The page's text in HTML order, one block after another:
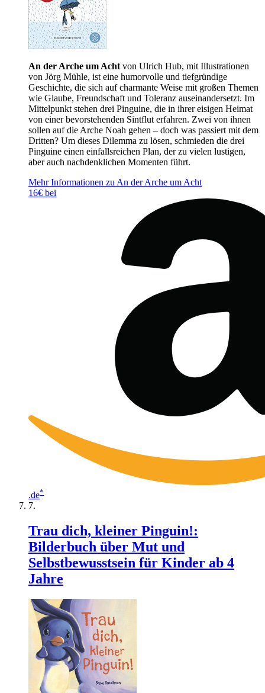
An der Arche um Acht von Ulrich Hub, mit Illustrationen
von Jörg Mühle, ist eine humorvolle und tiefgründige
Geschichte, die sich auf charmante Weise mit großen Themen
wie Glaube, Freundschaft und Toleranz auseinandersetzt. Im
Mittelpunkt stehen drei Pinguine, die in ihrer eisigen Heimat
von einer bevorstehenden Sintflut erfahren. Zwei von ihnen
sollen auf die Arche Noah gehen – doch was passiert mit dem
Dritten? Um dieses Dilemma zu lösen, schmieden die drei
Pinguine einen einfallsreichen Plan, der zu vielen lustigen,
aber auch nachdenklichen Momenten führt.
Mehr Informationen zu An der Arche um Acht
16€ bei
.de*
Trau dich, kleiner Pinguin!:
Bilderbuch über Mut und
Selbstbewusstsein für Kinder ab 4
Jahre